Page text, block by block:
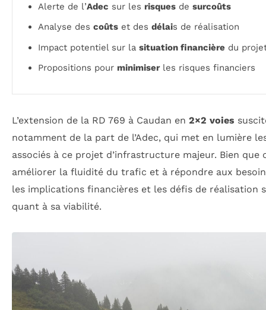
Alerte de l’Adec sur les risques de surcoûts
Analyse des coûts et des délais de réalisation
Impact potentiel sur la situation financière du
Propositions pour minimiserles risques financiers
L’extension de la RD 769 à Caudan en 2×2 voies
notamment de la part de l’Adec, qui met en lumière
associés à ce projet d’infrastructure majeur. Bien que
améliorer la fluidité du trafic et à répondre aux
les implications financières et les défis de réalisation
quant à sa viabilité.